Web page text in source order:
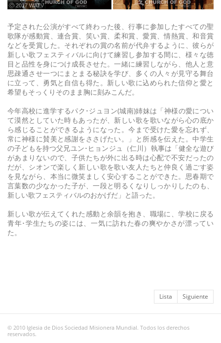
ⓒ 2017 WATV
予定された公演がすべて終わった後、行事に参加したすべての聖
歌隊が感動賞、連合賞、笑い賞、柔和賞、愛賞、情熱賞、和音賞
などを受賞した。それぞれの賞の名前が代弁するように、彼らが
新しい歌フェスティバルに向けて練習し参加する間に、様々な徳
目と品性を身につけ成長させた。一緒に練習しながら、他人と意
思疎通させ一つにまとまる秘訣を学び、多くの人々が見守る舞台
に立って、勇気と自信も得た。新しい歌に込められた信仰と愛と
希望もそっくりそのまま胸に刻みこんだ。
今年高校に進学するパク･ジュヨン(城南)姉妹は「神様の愛につい
て漠然としていた時もあったが、新しい歌を歌いながら心の底か
ら感じることができるようになった。今まで受けた愛を忘れず、
常に神様に賛美と感謝をささげたい。」と所感を伝えた。中学生
の子どもを持つ父兄ユン･ヒョンジュ（仁川）執事は「健全な遊び
があまりないので、子供たちが外に出る時は心配で不安だったの
だが、シオンで楽しく新しい歌を歌い友人たちと仲良く過ごす姿
を見ながら、本当に微笑ましく安心することができた。思春期で
言葉数の少なかった子が、一段と明るくなりしっかりしたのも、
新しい歌フェスティバルのおかげだ」と語った。
新しい歌が伝えてくれた感動と余韻を抱き、職場に、学校に戻る
青年･学生たちの姿には、一気に訪れた春の爽やかさが漂ってい
た。
Lista Siguiente
© 2010 Iglesia de Dios Sociedad Misionera Mundial. Todos los derechos
reservados.